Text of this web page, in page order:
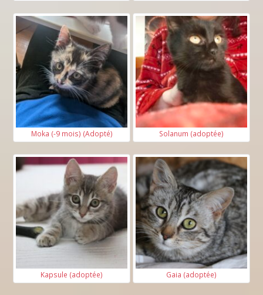
Moka (-9 mois) (Adopté) Solanum (adoptée)
Kapsule (adoptée) Gaia (adoptée)